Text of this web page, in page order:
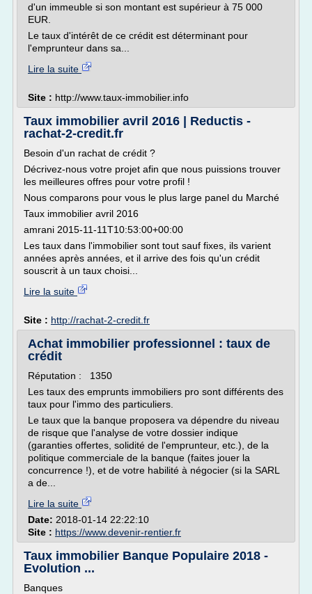
d'un immeuble si son montant est supérieur à 75 000
EUR.
Le taux d'intérêt de ce crédit est déterminant pour
l'emprunteur dans sa...
Lire la suite
Site : http://www.taux-immobilier.info
Taux immobilier avril 2016 | Reductis -
rachat-2-credit.fr
Besoin d'un rachat de crédit ?
Décrivez-nous votre projet afin que nous puissions trouver
les meilleures offres pour votre profil !
Nous comparons pour vous le plus large panel du Marché
Taux immobilier avril 2016
amrani 2015-11-11T10:53:00+00:00
Les taux dans l'immobilier sont tout sauf fixes, ils varient
années après années, et il arrive des fois qu'un crédit
souscrit à un taux choisi...
Lire la suite
Site : http://rachat-2-credit.fr
Achat immobilier professionnel : taux de
crédit
Réputation : 1350
Les taux des emprunts immobiliers pro sont différents des
taux pour l'immo des particuliers.
Le taux que la banque proposera va dépendre du niveau
de risque que l'analyse de votre dossier indique
(garanties offertes, solidité de l'emprunteur, etc.), de la
politique commerciale de la banque (faites jouer la
concurrence !), et de votre habilité à négocier (si la SARL
a de...
Lire la suite
Date: 2018-01-14 22:22:10
Site : https://www.devenir-rentier.fr
Taux immobilier Banque Populaire 2018 -
Evolution ...
Banques